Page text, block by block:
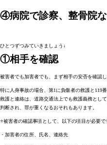
④病院で診察、整骨院
ひとつずつみていきましょう↓
①相手を確認
被害者でも加害者でも、まず相手の安否を確認し
特に人身事故の場合、第1に負傷者の救護と119
救護と連絡は、道路交通法上でも救護義務とし
判断され、罪が重くなるおそれもあります。
⭐️被害者の確認事項として、以下の項目が必要で
・加害者の住所、氏名、連絡先